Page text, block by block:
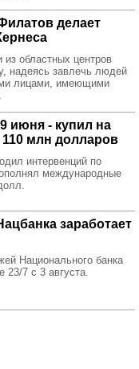
делает
из областных центров
надеясь завлечь людей
лицами, имеющими
июня - купил на
млн долларов
интервенций по
международные
заработает
Национального банка
23/7 с 3 августа.